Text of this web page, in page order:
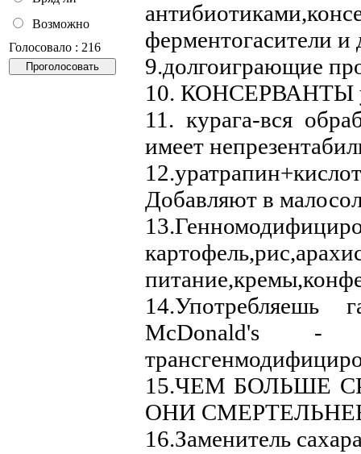
Возможно
Голосовало : 216
ферментогасители
9.долгоиграющие
10. КОНСЕРВАНТЫ
11. курага-вся
имеет
Добавляют в
14.Употребляешь
МcDonald's -
15.ЧЕМ БОЛЬШЕ
ОНИ
16.Заменитель